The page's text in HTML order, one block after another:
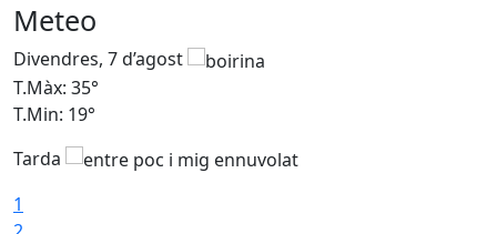
Meteo
Divendres, 7 d’agost
T.Màx: 35°
T.Min: 19°
Tarda
1